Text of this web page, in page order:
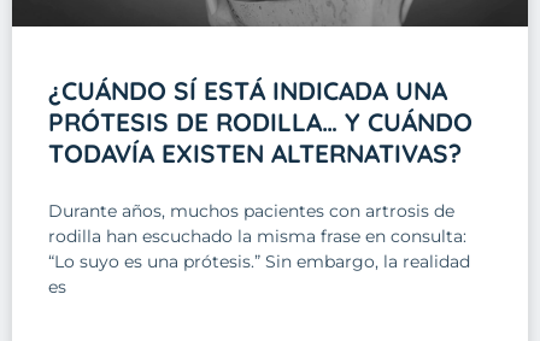
¿CUÁNDO SÍ ESTÁ INDICADA UNA
PRÓTESIS DE RODILLA… Y CUÁNDO
TODAVÍA EXISTEN ALTERNATIVAS?
Durante años, muchos pacientes con artrosis de
rodilla han escuchado la misma frase en consulta:
“Lo suyo es una prótesis.” Sin embargo, la realidad
es